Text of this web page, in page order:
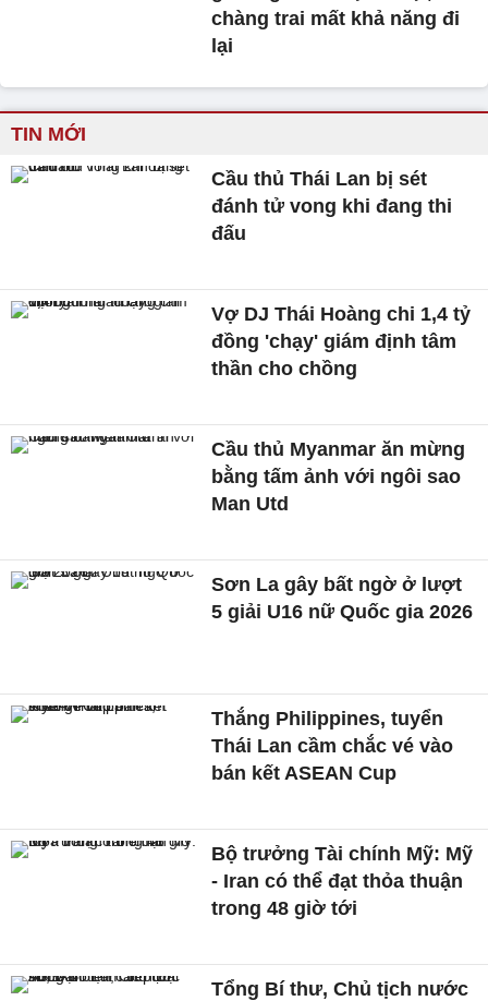
chàng trai mất khả năng đi
lại
TIN MỚI
Cầu thủ Thái Lan bị sét
đánh tử vong khi đang thi
đấu
Vợ DJ Thái Hoàng chi 1,4 tỷ
đồng 'chạy' giám định tâm
thần cho chồng
Cầu thủ Myanmar ăn mừng
bằng tấm ảnh với ngôi sao
Man Utd
Sơn La gây bất ngờ ở lượt
5 giải U16 nữ Quốc gia 2026
Thắng Philippines, tuyển
Thái Lan cầm chắc vé vào
bán kết ASEAN Cup
Bộ trưởng Tài chính Mỹ: Mỹ
- Iran có thể đạt thỏa thuận
trong 48 giờ tới
Tổng Bí thư, Chủ tịch nước